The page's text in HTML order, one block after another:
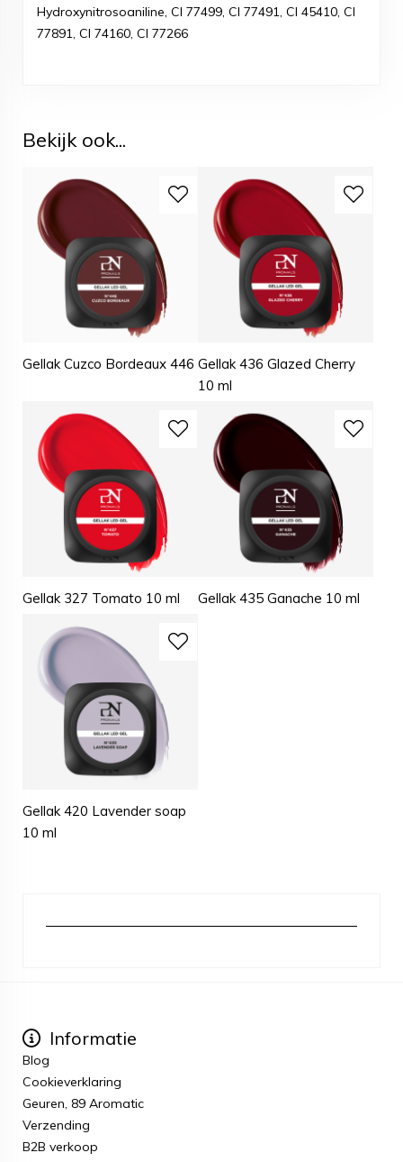
Hydroxynitrosoaniline, CI 77499, CI 77491, CI 45410, CI
77891, CI 74160, CI 77266
Bekijk ook...
Gellak Cuzco Bordeaux 446 Gellak 436 Glazed Cherry
10 ml
Gellak 327 Tomato 10 ml Gellak 435 Ganache 10 ml
Gellak 420 Lavender soap
10 ml
Informatie
Blog
Cookieverklaring
Geuren, 89 Aromatic
Verzending
B2B verkoop